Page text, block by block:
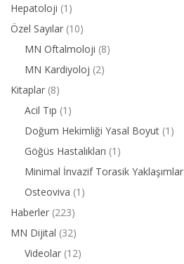
Hepatoloji (1)
Özel Sayılar (10)
MN Oftalmoloji (8)
MN Kardiyoloj (2)
Kitaplar (8)
Acil Tıp (1)
Doğum Hekimliği Yasal Boyut (1)
Göğüs Hastalıkları (1)
Minimal İnvazif Torasik Yaklaşımlar
Osteoviva (1)
Haberler (223)
MN Dijital (32)
Videolar (12)